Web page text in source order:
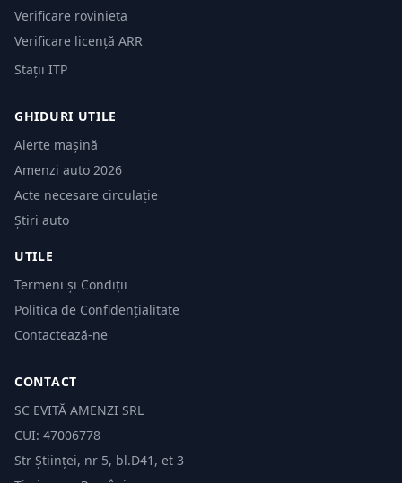
Verificare rovinieta
Verificare licență ARR
Stații ITP
GHIDURI UTILE
Alerte mașină
Amenzi auto 2026
Acte necesare circulație
Știri auto
UTILE
Termeni și Condiții
Politica de Confidențialitate
Contactează-ne
CONTACT
SC EVITĂ AMENZI SRL
CUI: 47006778
Str Științei, nr 5, bl.D41, et 3